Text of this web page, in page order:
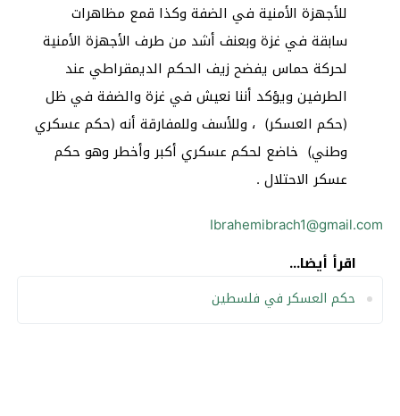
للأجهزة الأمنية في الضفة وكذا قمع مظاهرات
سابقة في غزة وبعنف أشد من طرف الأجهزة الأمنية
لحركة حماس يفضح زيف الحكم الديمقراطي عند
الطرفين ويؤكد أننا نعيش في غزة والضفة في ظل
(حكم العسكر) ، وللأسف وللمفارقة أنه (حكم عسكري
وطني) خاضع لحكم عسكري أكبر وأخطر وهو حكم
عسكر الاحتلال .
Ibrahemibrach1@gmail.com
اقرأ أيضا...
حكم العسكر في فلسطين